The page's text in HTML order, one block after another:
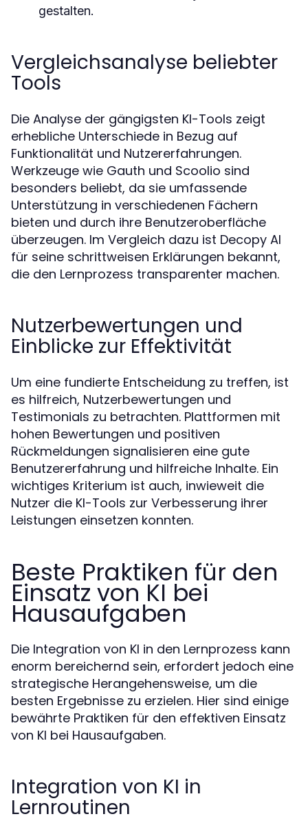
gestalten.
Vergleichsanalyse beliebter
Tools
Die Analyse der gängigsten KI-Tools zeigt
erhebliche Unterschiede in Bezug auf
Funktionalität und Nutzererfahrungen.
Werkzeuge wie Gauth und Scoolio sind
besonders beliebt, da sie umfassende
Unterstützung in verschiedenen Fächern
bieten und durch ihre Benutzeroberfläche
überzeugen. Im Vergleich dazu ist Decopy AI
für seine schrittweisen Erklärungen bekannt,
die den Lernprozess transparenter machen.
Nutzerbewertungen und
Einblicke zur Effektivität
Um eine fundierte Entscheidung zu treffen, ist
es hilfreich, Nutzerbewertungen und
Testimonials zu betrachten. Plattformen mit
hohen Bewertungen und positiven
Rückmeldungen signalisieren eine gute
Benutzererfahrung und hilfreiche Inhalte. Ein
wichtiges Kriterium ist auch, inwieweit die
Nutzer die KI-Tools zur Verbesserung ihrer
Leistungen einsetzen konnten.
Beste Praktiken für den
Einsatz von KI bei
Hausaufgaben
Die Integration von KI in den Lernprozess kann
enorm bereichernd sein, erfordert jedoch eine
strategische Herangehensweise, um die
besten Ergebnisse zu erzielen. Hier sind einige
bewährte Praktiken für den effektiven Einsatz
von KI bei Hausaufgaben.
Integration von KI in
Lernroutinen